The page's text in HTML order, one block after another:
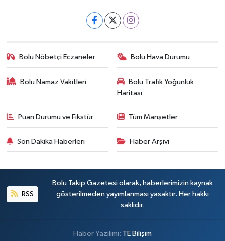
Bolu Nöbetçi Eczaneler Bolu Hava Durumu
Bolu Namaz Vakitleri
Bolu Trafik Yoğunluk
Haritası
Puan Durumu ve Fikstür Tüm Manşetler
Son Dakika Haberleri Haber Arşivi
RSS
Bolu Takip Gazetesi olarak, haberlerimizin kaynak
gösterilmeden yayımlanması yasaktır. Her hakkı
saklıdır.
Haber Yazılımı: TE Bilişim